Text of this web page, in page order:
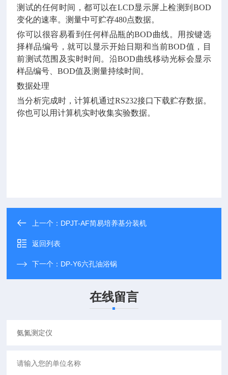
测试的任何时间，都可以在LCD显示屏上检测到BOD
变化的速率。测量中可贮存480点数据。
你可以很容易看到任何样品瓶的BOD曲线。用按键选
择样品编号，就可以显示开始日期和当前BOD值，目
前测试范围及实时时间。沿BOD曲线移动光标会显示
样品编号、BOD值及测量持续时间。
数据处理
当分析完成时，计算机通过RS232接口下载贮存数据。
你也可以用计算机实时收集实验数据。
上一个： DPJT-AF简易培养基分装机
返回列表
下一个： DP-Y6六孔油浴锅
在线留言